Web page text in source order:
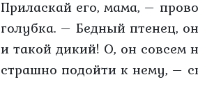
Приласкай его, мама, –
голубка. – Бедный птенец,
и такой дикий! О, он совсем
страшно подойти к нему, –